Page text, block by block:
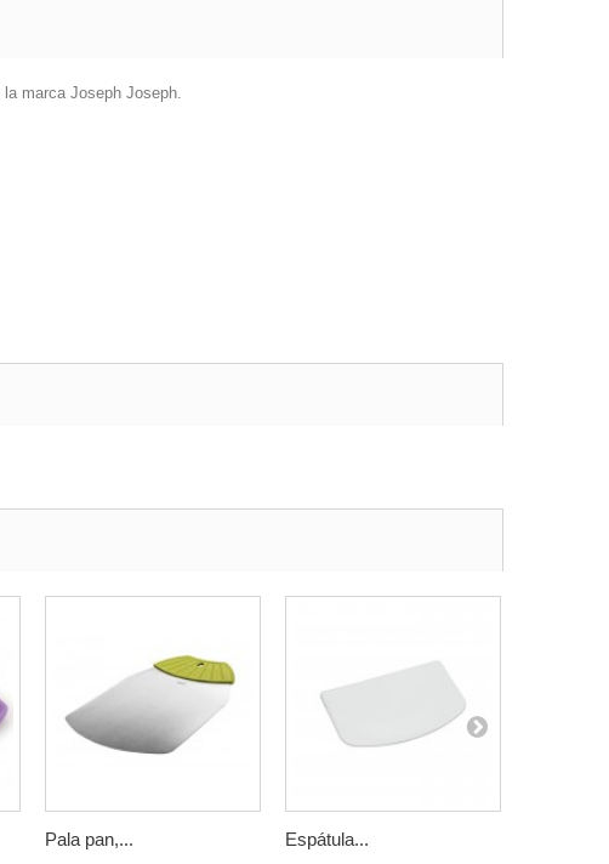
marca Joseph Joseph.
Pala pan,... Espátula...